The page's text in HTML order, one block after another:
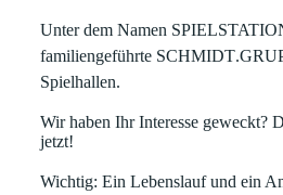
Unter dem Namen
familiengeführte SCHMIDT
Spielhallen.
Wir haben Ihr Interesse geweckt?
jetzt!
Wichtig: Ein Lebenslauf und ein